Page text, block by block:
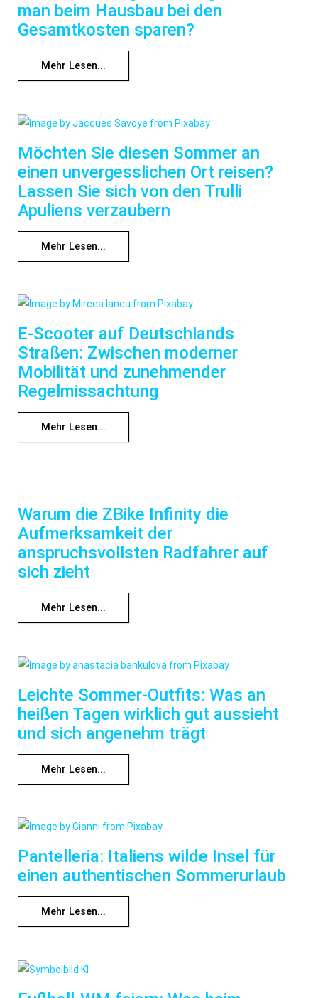
man beim Hausbau bei den
Gesamtkosten sparen?
Mehr Lesen...
Möchten Sie diesen Sommer an
einen unvergesslichen Ort reisen?
Lassen Sie sich von den Trulli
Apuliens verzaubern
Mehr Lesen...
E-Scooter auf Deutschlands
Straßen: Zwischen moderner
Mobilität und zunehmender
Regelmissachtung
Mehr Lesen...
Warum die ZBike Infinity die
Aufmerksamkeit der
anspruchsvollsten Radfahrer auf
sich zieht
Mehr Lesen...
Leichte Sommer-Outfits: Was an
heißen Tagen wirklich gut aussieht
und sich angenehm trägt
Mehr Lesen...
Pantelleria: Italiens wilde Insel für
einen authentischen Sommerurlaub
Mehr Lesen...